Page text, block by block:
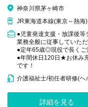
神奈川県茅ヶ崎市
JR東海道本線(東京～熱海
●児童発達支援・放課後
業務全般に従事していた
●定年65歳◎現役で長くご
●年間休日120日★お休み
です！
介護福祉士/初任者研修(
詳細を見る